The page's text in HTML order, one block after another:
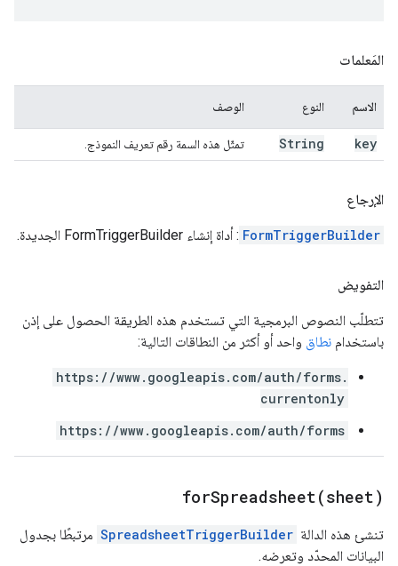
المَعلمات
الاسم النوع الوصف
key
String تمثّل هذه السمة رقم تعريف النموذج.
الإرجاع
FormTriggerBuilder : أداة إنشاء FormTriggerBuilder الجديدة.
التفويض
تتطلّب النصوص البرمجية التي تستخدم هذه الطريقة الحصول على إذن
باستخدام نطاق واحد أو أكثر من النطاقات التالية:
https://www.googleapis.com/auth/forms.
currentonly
https://www.googleapis.com/auth/forms
forSpreadsheet(sheet)
تنشئ هذه الدالة SpreadsheetTriggerBuilder مرتبطًا بجدول
البيانات المحدّد وتعرضه.